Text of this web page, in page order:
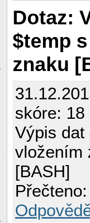
Dotaz:
$temp
znaku
skóre: 18
Výpis dat
vložením
[BASH]